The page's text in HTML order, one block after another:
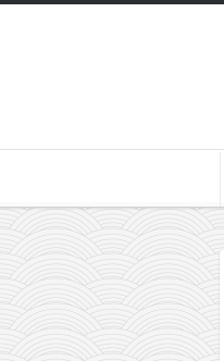
интернет пословање
исхраном до здравља
мој хаику
моменти и места
бонус садржај